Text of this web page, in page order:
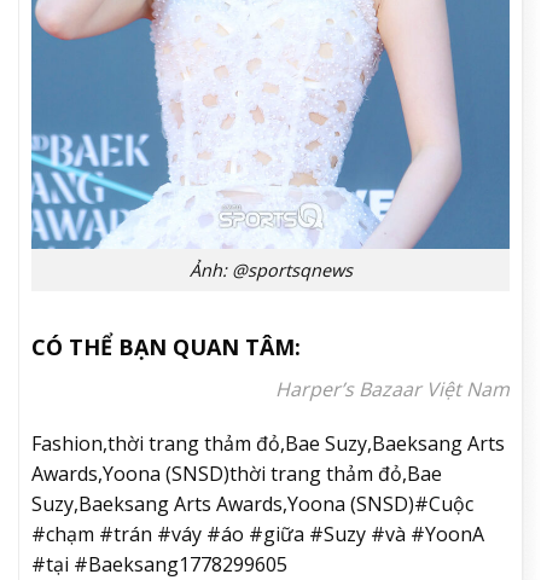
Ảnh: @sportsqnews
CÓ THỂ BẠN QUAN TÂM:
Harper’s Bazaar Việt Nam
Fashion,thời trang thảm đỏ,Bae Suzy,Baeksang Arts
Awards,Yoona (SNSD)thời trang thảm đỏ,Bae
Suzy,Baeksang Arts Awards,Yoona (SNSD)#Cuộc
#chạm #trán #váy #áo #giữa #Suzy #và #YoonA
#tại #Baeksang1778299605